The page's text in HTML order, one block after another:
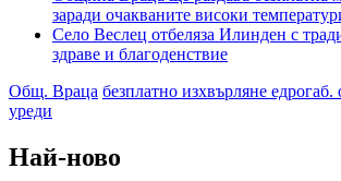
заради очакваните високи
Село Веслец отбеляза Илинден с
здраве и благоденствие
Общ. Враца безплатно изхвърляне
уреди
Най-ново